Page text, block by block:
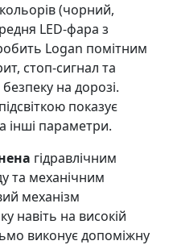
(чорний,
LED-фара з
Logan помітним
стоп-сигнал та
на дорозі.
показує
інші параметри.
гідравлічним
та механічним
механізм
навіть на високій
виконує допоміжну